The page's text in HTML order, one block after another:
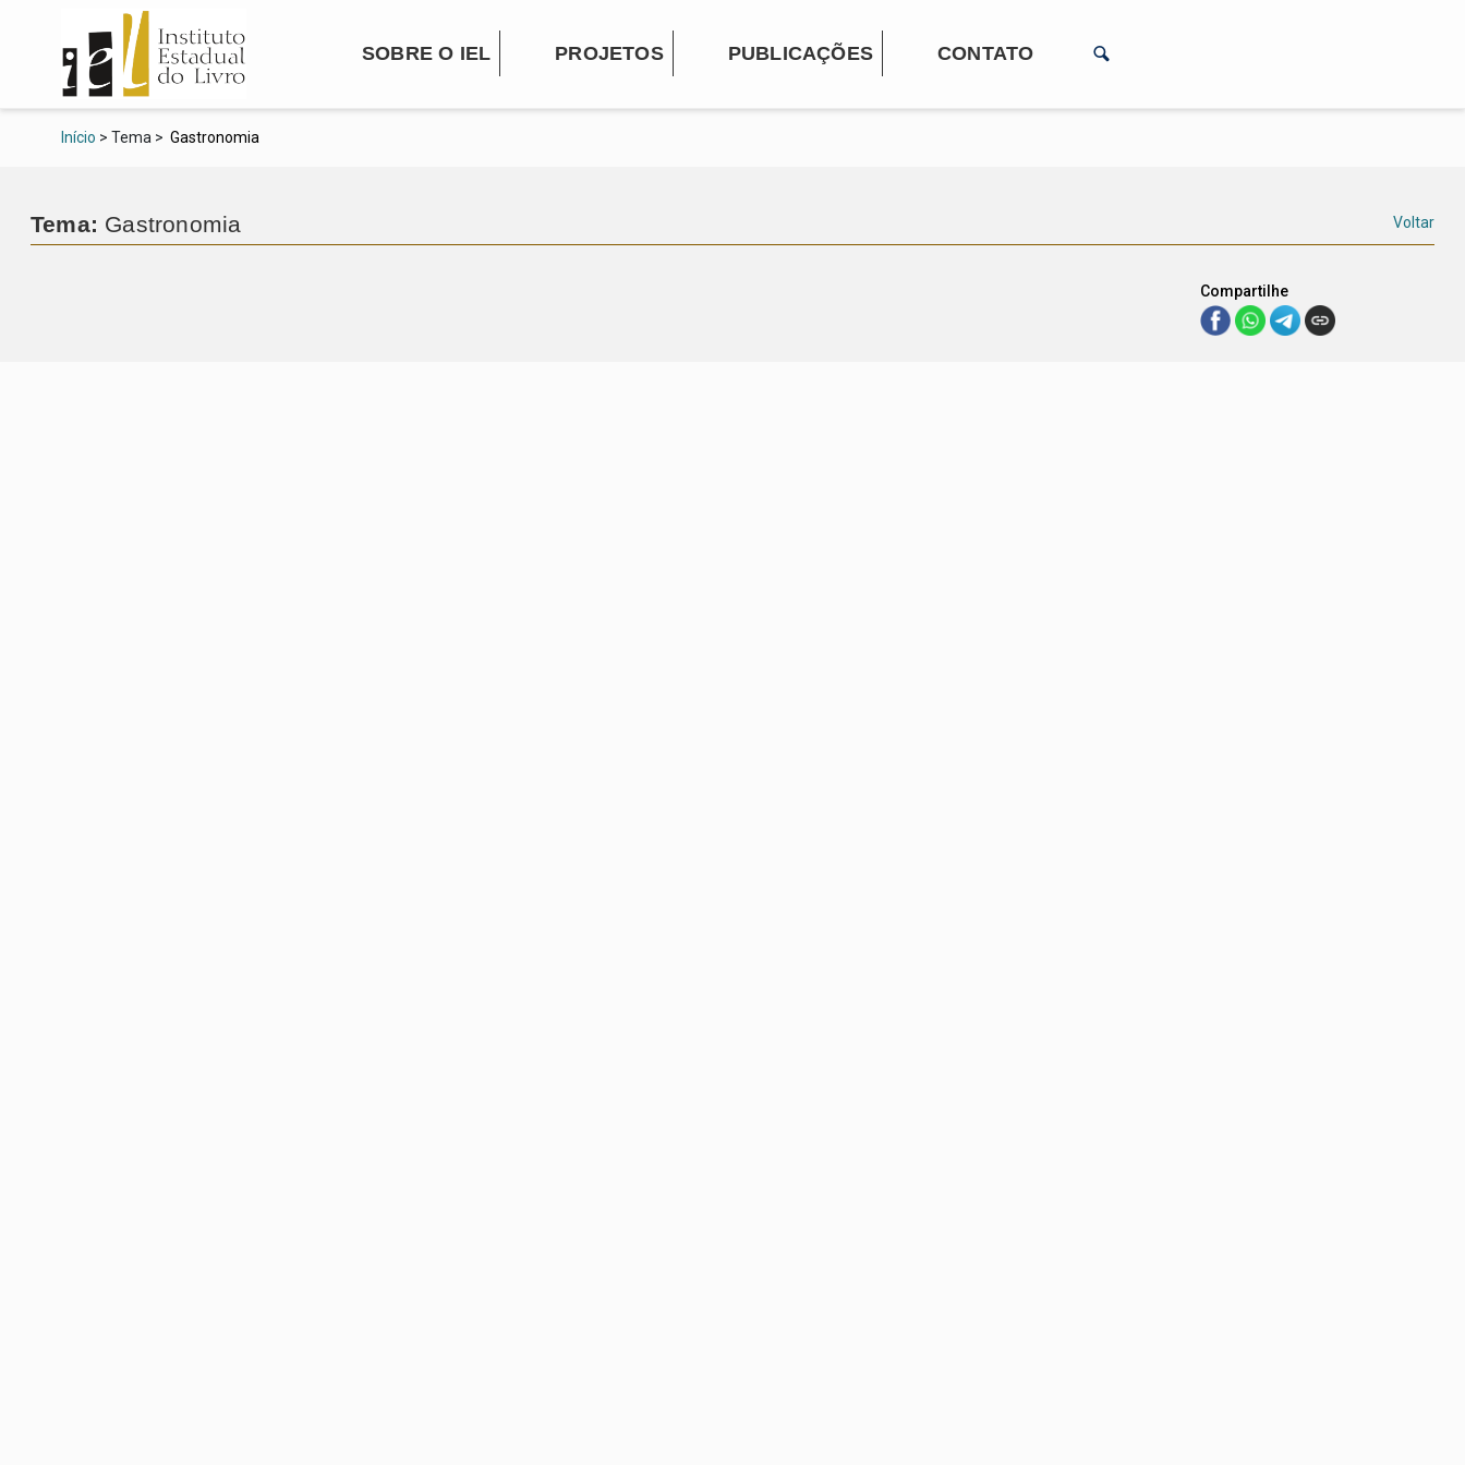
SOBRE O IEL PROJETOS PUBLICAÇÕES CONTATO
Início > Tema > Gastronomia
Tema: Gastronomia Voltar
Compartilhe